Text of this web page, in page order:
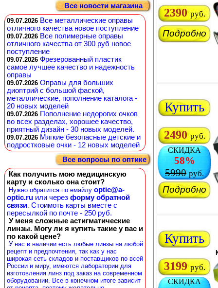
Все новости магазина
09.07.2026 Все металлические оправы
отличного качества новое поступление
09.07.2026 Все полимерные оправы
отличного качества от 300 руб новое
поступление
09.07.2026 Фрезерованный пластик
самое лучшее качество и надежность
оправы
09.07.2026 Оправы для больших
диоптрий с большой фаской,
металлические, пополнение каталога -
20 новых моделей
09.07.2026 Пополнение недорогих очков
во всех разделах, хорошее качество,
приятный дизайн - 30 новых моделей.
09.07.2026 Мягкие безопасные детские и
подростковые очки - 12 новых моделей
Все вопросы по оптике
Как получить мою медицинскую
карту и сколько она стоит?
Нужно обратится по емайлу optic@a-
optic.ru или через форму обратной
связи. Стоимоть карты вместе с
пересылкой по почте - 250 руб.
У меня сложные астигматические
линзы. Могу ли я купить такие у вас и
по какой цене?
У нас в наличии есть любые линзы на любой
рецепт и предпочтения, так как у нас
широкая сеть складов и поставщиков по всей
России и миру, имеются лаборатории для
изготовления линз под заказ на современном
оборудовании. Все в конечном итоге зависит
2390 руб.
Подробно
Купить
2490 руб.
СКИДКА
58%
5990 руб.
Подробно
Купить
3199 руб.
СКИДКА